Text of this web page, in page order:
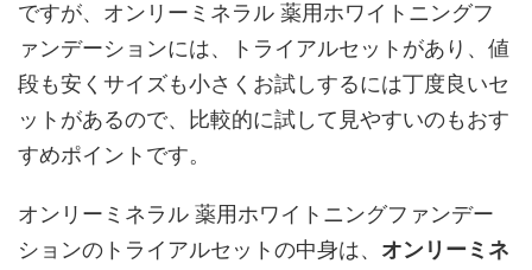
ですが、オンリーミネラル 薬用ホワイトニングフ
ァンデーションには、トライアルセットがあり、値
段も安くサイズも小さくお試しするには丁度良いセ
ットがあるので、比較的に試して見やすいのもおす
すめポイントです。
オンリーミネラル 薬用ホワイトニングファンデー
ションのトライアルセットの中身は、 オンリーミネ